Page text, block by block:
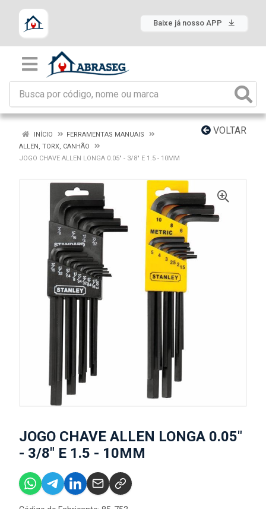
Baixe já nosso APP
VOLTAR
INÍCIO
FERRAMENTAS MANUAIS
ALLEN, TORX, CANHÃO
JOGO CHAVE ALLEN LONGA 0.05" - 3/8" E 1.5 - 10MM
JOGO CHAVE ALLEN LONGA 0.05"
- 3/8" E 1.5 - 10MM